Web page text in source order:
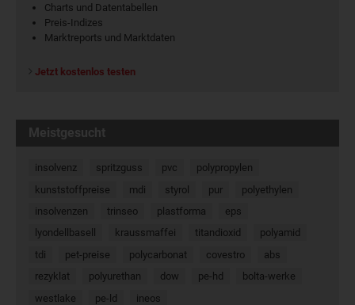
Charts und Datentabellen
Preis-Indizes
Marktreports und Marktdaten
Jetzt kostenlos testen
Meistgesucht
insolvenz spritzguss pvc
polypropylen
kunststoffpreise
mdi styrol pur
polyethylen
insolvenzen
trinseo plastforma
eps
lyondellbasell
kraussmaffei titandioxid
polyamid
tdi
pet-preise polycarbonat covestro
abs
rezyklat
polyurethan dow pe-hd
bolta-werke
westlake
pe-ld ineos